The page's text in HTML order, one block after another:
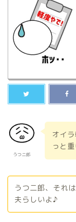
うつ二郎
オイ
っと
うつ二郎、それ
夫らしいよ♪